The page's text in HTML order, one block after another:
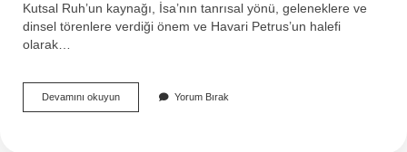
Kutsal Ruh’un kaynağı, İsa’nın tanrısal yönü, geleneklere ve
dinsel törenlere verdiği önem ve Havari Petrus’un halefi
olarak…
Devamını okuyunKatolik
Kim
Yorum Bırak